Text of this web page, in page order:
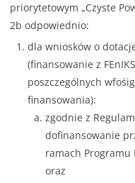
priorytetowym „Czyste
2b odpowiednio:
dla wniosków o
(finansowanie z
poszczególnych
finansowania):
zgodnie z
dofinansowanie
ramach Programu
oraz